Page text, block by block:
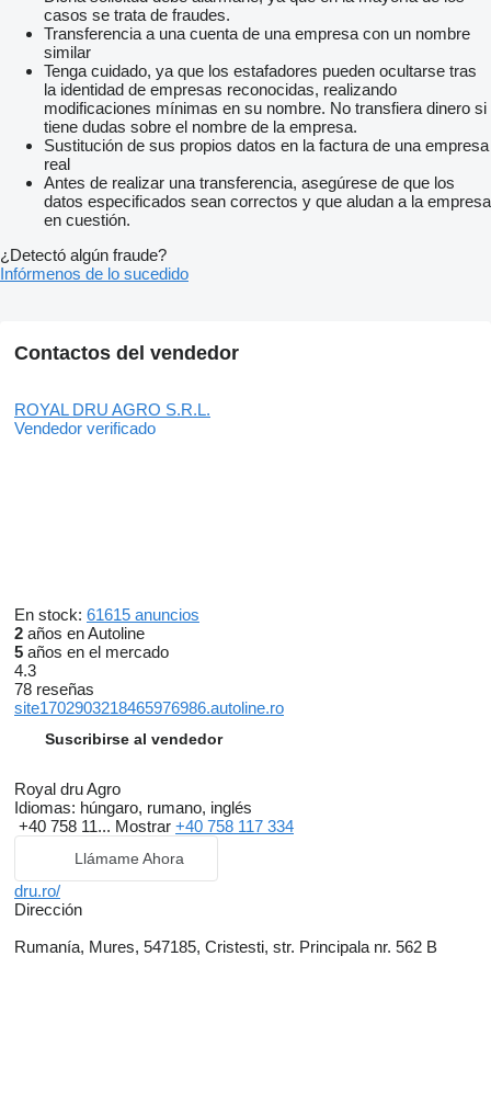
casos se trata de fraudes.
Transferencia a una cuenta de una empresa con un nombre
similar
Tenga cuidado, ya que los estafadores pueden ocultarse tras
la identidad de empresas reconocidas, realizando
modificaciones mínimas en su nombre. No transfiera dinero si
tiene dudas sobre el nombre de la empresa.
Sustitución de sus propios datos en la factura de una empresa
real
Antes de realizar una transferencia, asegúrese de que los
datos especificados sean correctos y que aludan a la empresa
en cuestión.
¿Detectó algún fraude?
Infórmenos de lo sucedido
Contactos del vendedor
ROYAL DRU AGRO S.R.L.
Vendedor verificado
En stock: 61615 anuncios
2 años en Autoline
5 años en el mercado
4.3
78 reseñas
site1702903218465976986.autoline.ro
Suscribirse al vendedor
Royal dru Agro
Idiomas: húngaro, rumano, inglés
+40 758 11... Mostrar +40 758 117 334
Llámame Ahora
dru.ro/
Dirección
Rumanía, Mures, 547185, Cristesti, str. Principala nr. 562 B